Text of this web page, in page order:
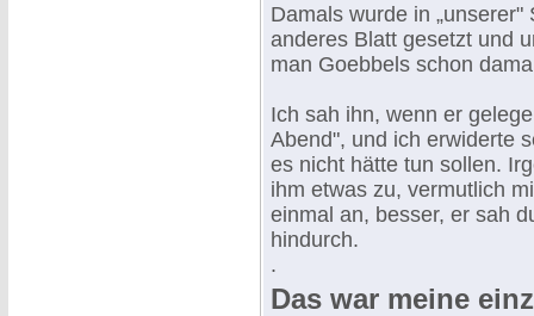
Damals wurde in
anderes Blatt gesetzt und
man Goebbels schon
Ich sah ihn, wenn er
Abend", und ich erwiderte
es nicht hätte tun sollen.
ihm etwas zu, vermutlich
einmal an, besser, er sah
hindurch.
.
Das war meine